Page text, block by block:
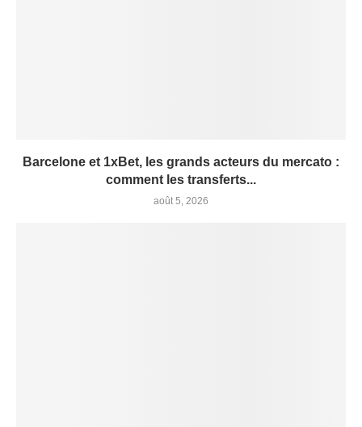
Barcelone et 1xBet, les grands acteurs du mercato :
comment les transferts...
août 5, 2026